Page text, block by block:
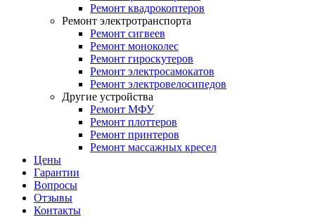
Ремонт квадрокоптеров
Ремонт электротранспорта
Ремонт сигвеев
Ремонт моноколес
Ремонт гироскутеров
Ремонт электросамокатов
Ремонт электровелосипедов
Другие устройства
Ремонт МФУ
Ремонт плоттеров
Ремонт принтеров
Ремонт массажных кресел
Цены
Гарантии
Вопросы
Отзывы
Контакты